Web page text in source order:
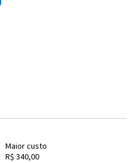
Maior custo
R$ 340,00